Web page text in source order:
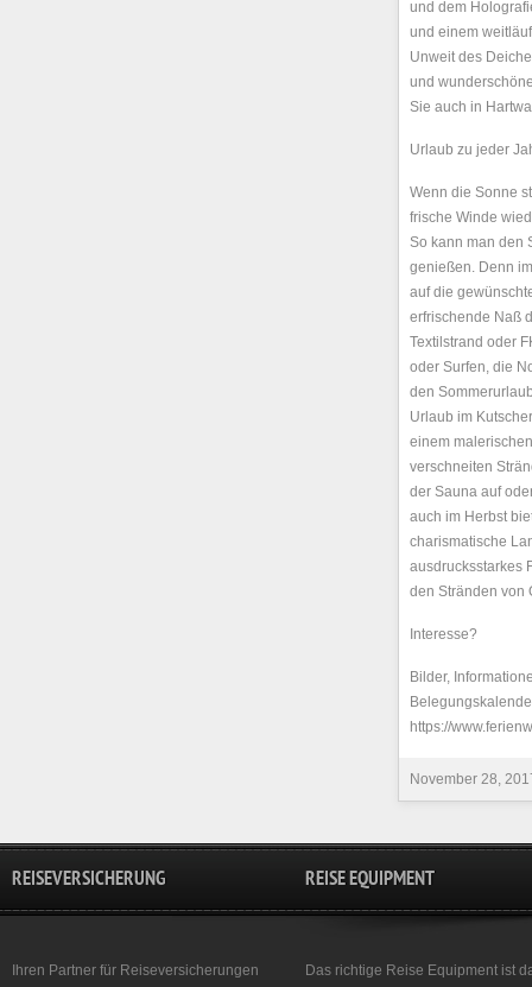
und dem
und einem
Unweit des
und
Sie auch in
Urlaub zu jeder
Wenn die Sonne
frische Winde
So kann man den
genießen. Denn
auf die
erfrischende Naß
Textilstrand oder
oder Surfen, die
den
Urlaub im
einem
verschneiten
der Sauna auf
auch im Herbst
charismatische
ausdrucksstarkes
den Stränden von
Interesse?
Bilder,
https://
November 28,
REISEVERSICHERUNG
Ihren Partner für Reiseversicherungen
REISE EQUIPMENT
Das richtige Reise Equipment ist